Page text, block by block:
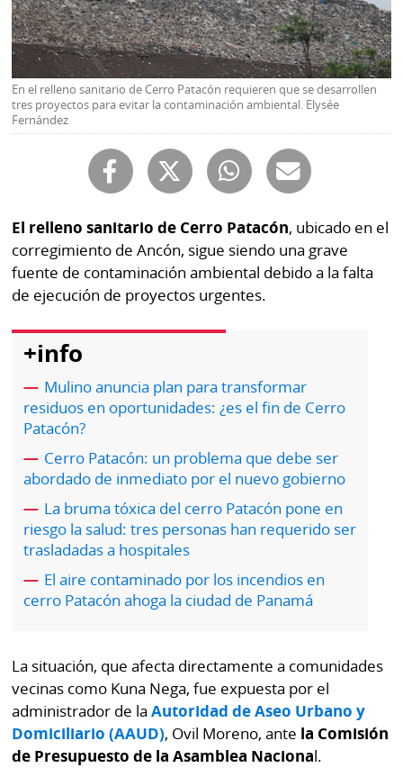
E-
Paper
Buscador
Comunicados
Catálogos
Kiosko
digital
Luctuosas
Contenido
de
marcas
RSS
Temas
Autores
Notas
al
lector
Buenas
prácticas
OTROS
SITIOS
Metro
por
Metro
Tienda
Panamá
Tus
Cero
KM
Corprensa
Mi
Diario
Ellas
La
Prensa
Fácil
⌾
Hoy
por
⌾
Tal
Cual
En el relleno sanitario de Cerro Patacón requieren que se desarrollen
tres proyectos para evitar la contaminación ambiental. Elysée
Fernández
El relleno sanitario de Cerro Patacón, ubicado en el
corregimiento de Ancón, sigue siendo una grave
fuente de contaminación ambiental debido a la falta
de ejecución de proyectos urgentes.
+info
Mulino anuncia plan para transformar
residuos en oportunidades: ¿es el fin de Cerro
Patacón?
Cerro Patacón: un problema que debe ser
abordado de inmediato por el nuevo gobierno
La bruma tóxica del cerro Patacón pone en
riesgo la salud: tres personas han requerido ser
trasladadas a hospitales
El aire contaminado por los incendios en
cerro Patacón ahoga la ciudad de Panamá
La situación, que afecta directamente a comunidades
vecinas como Kuna Nega, fue expuesta por el
administrador de la Autoridad de Aseo Urbano y
Domiciliario (AAUD), Ovil Moreno, ante la Comisión
de Presupuesto de la Asamblea Nacional.